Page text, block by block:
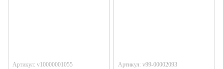
Артикул: v10000001055 Артикул: v99-00002093